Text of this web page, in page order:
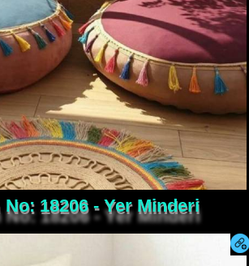
18206 - Yer Minderi